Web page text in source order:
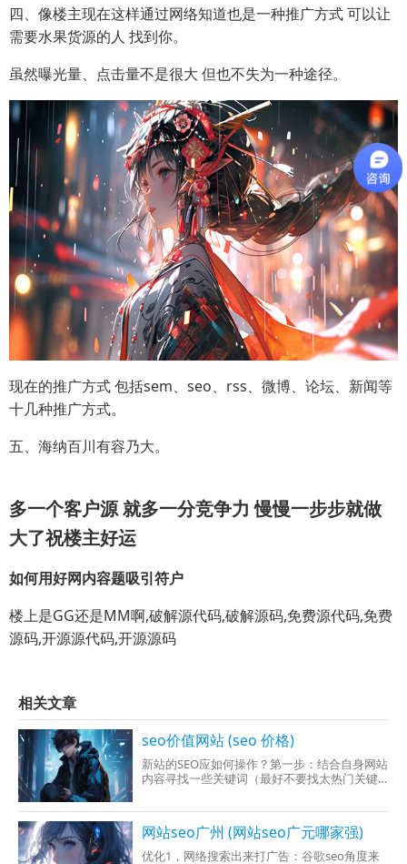
四、像楼主现在这样通过网络知道也是一种推广方式 可以让
需要水果货源的人 找到你。
虽然曝光量、点击量不是很大 但也不失为一种途径。
现在的推广方式 包括sem、seo、rss、微博、论坛、新闻等
十几种推广方式。
五、海纳百川有容乃大。
多一个客户源 就多一分竞争力 慢慢一步步就做
大了祝楼主好运
如何用好网内容题吸引符户
楼上是GG还是MM啊,破解源代码,破解源码,免费源代码,免费
源码,开源源代码,开源源码
相关文章
seo价值网站 (seo 价格)
新站的SEO应如何操作？第一步：结合自身网站
内容寻找一些关键词（最好不要找太热门关键
中出现的全是网站主页，就放弃；如果大部分
都是内页，这个关键词则可以用。怎么让网站
被搜索引擎收录？站长怎么添加关键词第二
步：找到排名前三位的网站，把它们
网站seo广州 (网站seo广元哪家强)
优化1，网络搜索出来打广告：谷歌seo角度来